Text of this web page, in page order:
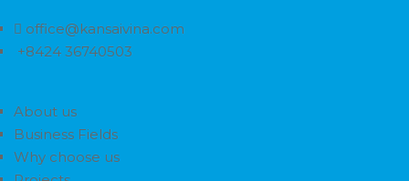
office@kansaivina.com
+8424 36740503
About us
Business Fields
Why choose us